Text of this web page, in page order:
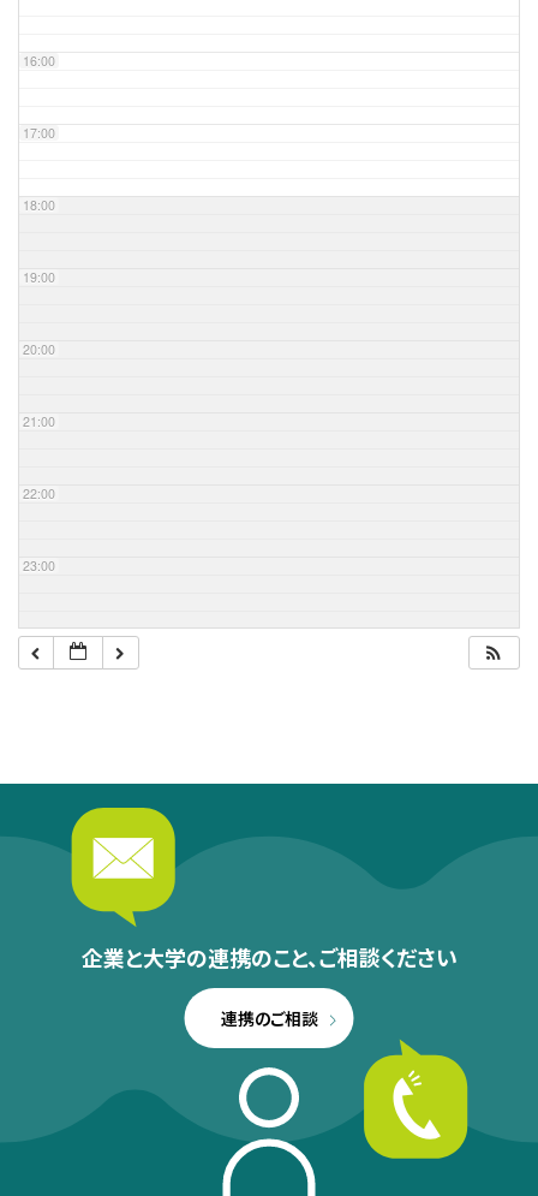
16:00
17:00
18:00
19:00
20:00
21:00
22:00
23:00
企業と大学の連携のこと、ご相談ください
連携のご相談